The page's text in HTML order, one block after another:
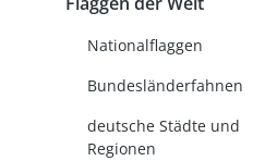
Nationalflaggen
Bundesländerfahnen
deutsche Städte und
Regionen